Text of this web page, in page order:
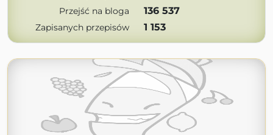
Przejść na bloga 136 537
Zapisanych przepisów 1 153